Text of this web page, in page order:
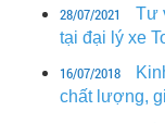
28/07/2021
Tư
tại đại lý xe
16/07/2018
chất lượng,